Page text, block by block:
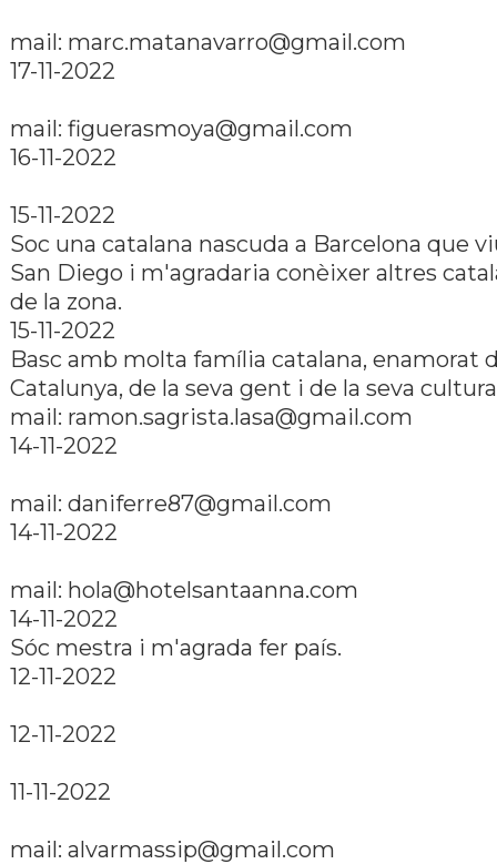
mail: marc.matanavarro@gmail.com
17-11-2022
mail: figuerasmoya@gmail.com
16-11-2022
15-11-2022
Soc una catalana nascuda a Barcelona que
San Diego i m'agradaria conèixer altres
de la zona.
15-11-2022
Basc amb molta famí­lia catalana, enamorat
Catalunya, de la seva gent i de la seva cultura
mail: ramon.sagrista.lasa@gmail.com
14-11-2022
mail: daniferre87@gmail.com
14-11-2022
mail: hola@hotelsantaanna.com
14-11-2022
Sóc mestra i m'agrada fer paí­s.
12-11-2022
12-11-2022
11-11-2022
mail: alvarmassip@gmail.com